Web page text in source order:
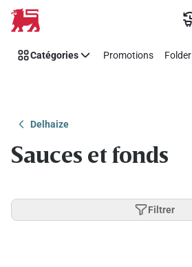
Passer
Catégories Promotions Folder
Delhaize
Sauces et fonds
Filtrer